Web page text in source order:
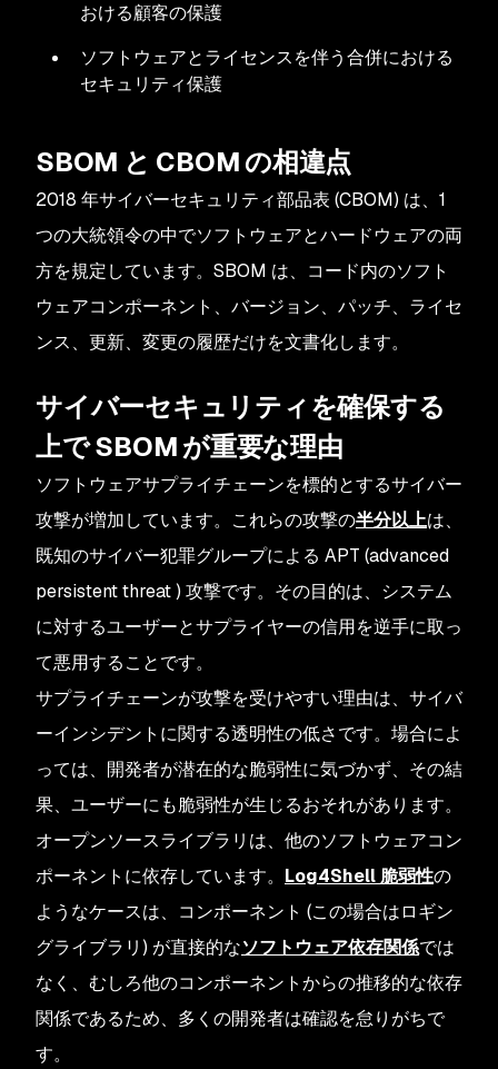
おける顧客の保護
ソフトウェアとライセンスを伴う合併における
セキュリティ保護
SBOM と CBOM の相違点
2018 年サイバーセキュリティ部品表 (CBOM) は、1
つの大統領令の中でソフトウェアとハードウェアの両
方を規定しています。SBOM は、コード内のソフト
ウェアコンポーネント、バージョン、パッチ、ライセ
ンス、更新、変更の履歴だけを文書化します。
サイバーセキュリティを確保する
上で SBOM が重要な理由
ソフトウェアサプライチェーンを標的とするサイバー
攻撃が増加しています。これらの攻撃の半分以上は、
既知のサイバー犯罪グループによる APT (advanced
persistent threat ) 攻撃です。その目的は、システム
に対するユーザーとサプライヤーの信用を逆手に取っ
て悪用することです。
サプライチェーンが攻撃を受けやすい理由は、サイバ
ーインシデントに関する透明性の低さです。場合によ
っては、開発者が潜在的な脆弱性に気づかず、その結
果、ユーザーにも脆弱性が生じるおそれがあります。
オープンソースライブラリは、他のソフトウェアコン
ポーネントに依存しています。 Log4Shell 脆弱性の
ようなケースは、コンポーネント (この場合はロギン
グライブラリ) が直接的なソフトウェア依存関係では
なく、むしろ他のコンポーネントからの推移的な依存
関係であるため、多くの開発者は確認を怠りがちで
す。